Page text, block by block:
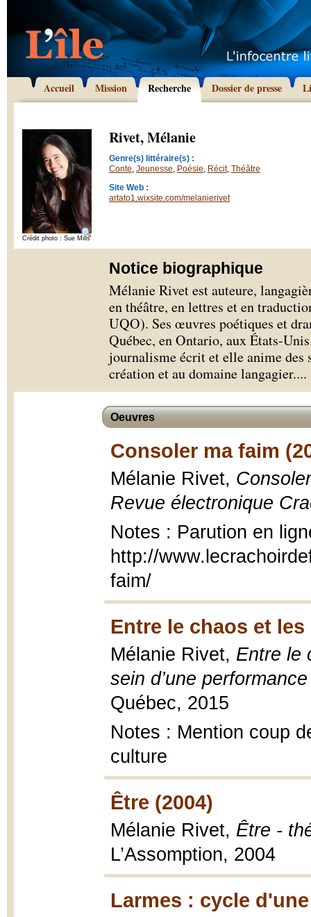
Accueil Mission Recherche Dossier de presse
Crédit photo : Sue Mills
Rivet, Mélanie
Genre(s) littéraire(s) :
Conte, Jeunesse, Poésie, Récit, Théâtre
Site Web :
artato1.wixsite.com/melanierivet
Notice biographique
Mélanie Rivet est auteure,
en théâtre, en lettres et en
UQO). Ses œuvres poétiques et
Québec, en Ontario, aux États-
journalisme écrit et elle anime des
création et au domaine langagier....
Oeuvres
Consoler ma faim
Mélanie Rivet,
Revue électronique
Notes : Parution en
http://
faim/
Entre le chaos et les
Mélanie Rivet, Entre le
sein d’une
Québec, 2015
Notes : Mention coup
culture
Être (2004)
Mélanie Rivet, Être -
L’Assomption, 2004
Larmes : cycle